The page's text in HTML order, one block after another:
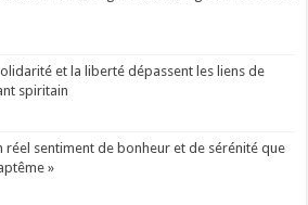
et la liberté dépassent les liens de
spiritain
réel sentiment de bonheur et de sérénité que
»